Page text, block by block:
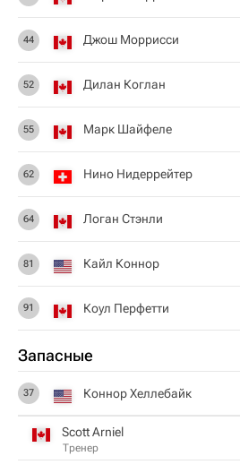
44 Джош Моррисси
52 Дилан Коглан
55 Марк Шайфеле
62 Нино Нидеррейтер
64 Логан Стэнли
81 Кайл Коннор
91 Коул Перфетти
Запасные
37 Коннор Хеллебайк
Scott Arniel
Тренер